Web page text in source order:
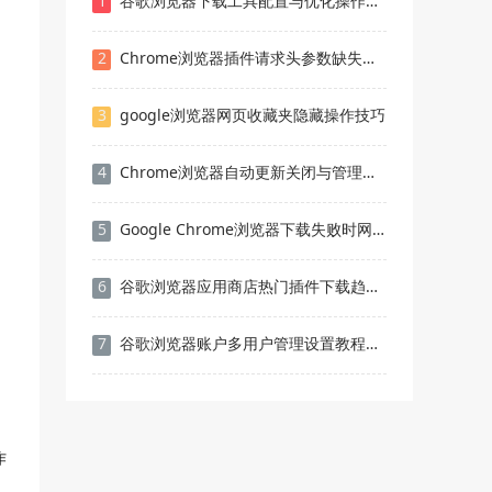
2 Chrome浏览器插件请求头参数缺失的排查方式
3 google浏览器网页收藏夹隐藏操作技巧
4 Chrome浏览器自动更新关闭与管理教程
5 Google Chrome浏览器下载失败时网络调试工具推荐
6 谷歌浏览器应用商店热门插件下载趋势分析
7 谷歌浏览器账户多用户管理设置教程及实操技巧